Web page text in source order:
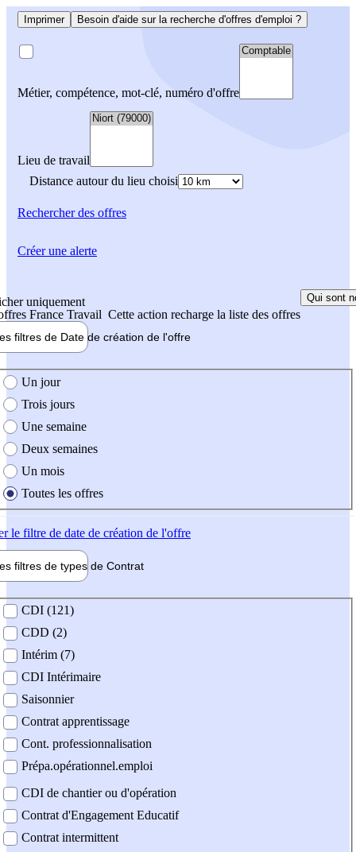
Imprimer Besoin d'aide sur la recherche d'offres d'emploi ?
Métier, compétence, mot-clé, numéro d'offre
Lieu de travail
Distance autour du lieu choisi
Rechercherdes offres
uniquement
France Travail Cette action recharge la liste des offres
Qui sont
filtres de Date de création de l'offre
création de l'offre
Un jour
Trois jours
Une semaine
Deux semaines
Un mois
Toutes les offres
le filtre de date de création de l'offre
filtres de types de Contrat
contrat
CDI (121)
CDD (2)
Intérim (7)
CDI Intérimaire
Saisonnier
Contrat apprentissage
Cont. professionnalisation
Prépa.opérationnel.emploi
CDI de chantier ou d'opération
Contrat d'Engagement Educatif
Contrat intermittent
Créer une alerte